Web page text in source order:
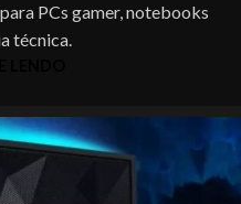
PCs gamer, notebooks
técnica.